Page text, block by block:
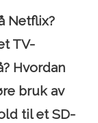
Netflix?
TV-
Hvordan
bruk av
til et SD-